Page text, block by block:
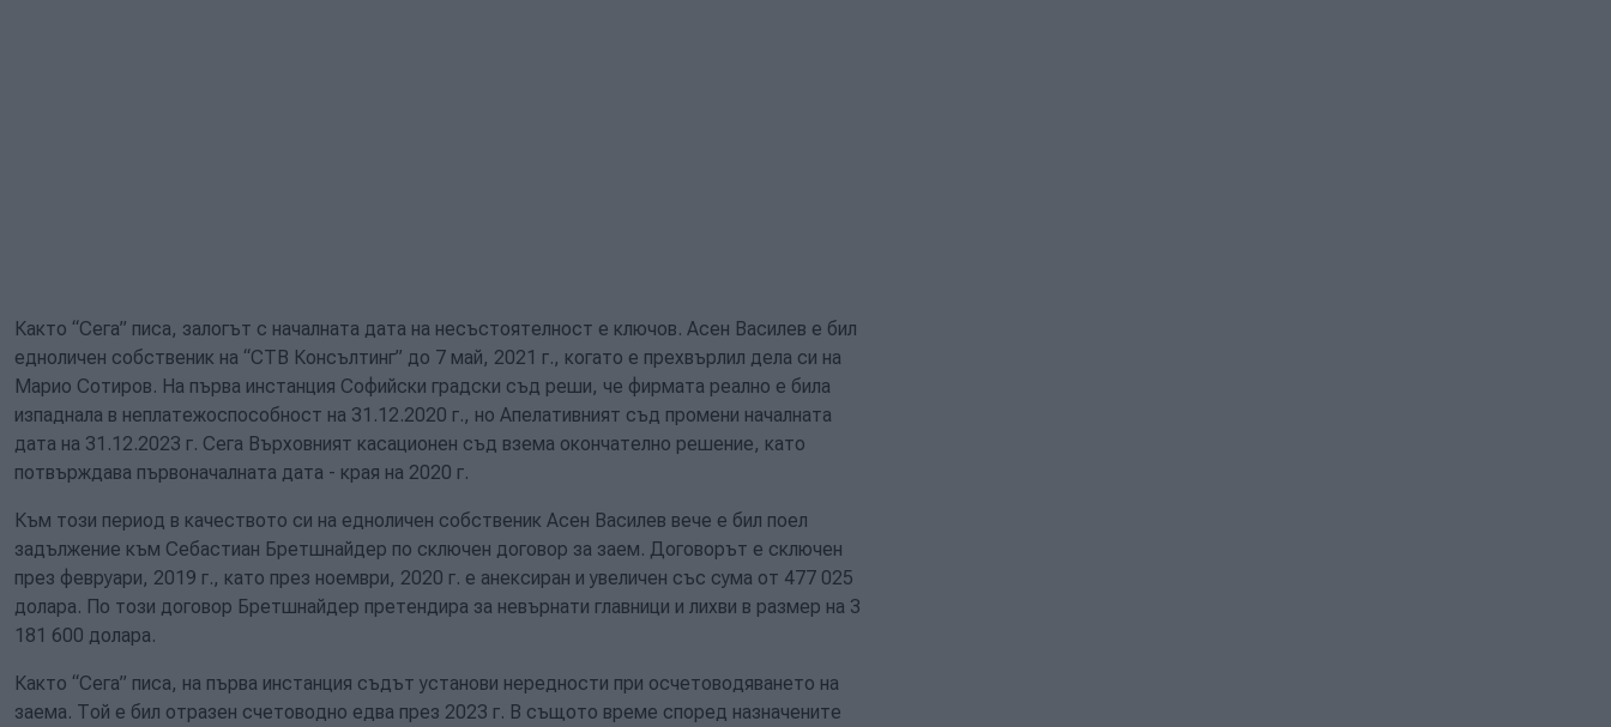
Както “Сега” писа, залогът с началната дата на несъстоятелност е ключов. Асен Василев е бил
едноличен собственик на “СТВ Консълтинг” до 7 май, 2021 г., когато е прехвърлил дела си на
Марио Сотиров. На първа инстанция Софийски градски съд реши, че фирмата реално е била
изпаднала в неплатежоспособност на 31.12.2020 г., но Апелативният съд промени началната
дата на 31.12.2023 г. Сега Върховният касационен съд взема окончателно решение, като
потвърждава първоначалната дата - края на 2020 г.
Към този период в качеството си на едноличен собственик Асен Василев вече е бил поел
задължение към Себастиан Бретшнайдер по сключен договор за заем. Договорът е сключен
през февруари, 2019 г., като през ноември, 2020 г. е анексиран и увеличен със сума от 477 025
долара. По този договор Бретшнайдер претендира за невърнати главници и лихви в размер на 3
181 600 долара.
Както “Сега” писа, на първа инстанция съдът установи нередности при осчетоводяването на
заема. Той е бил отразен счетоводно едва през 2023 г. В същото време според назначените